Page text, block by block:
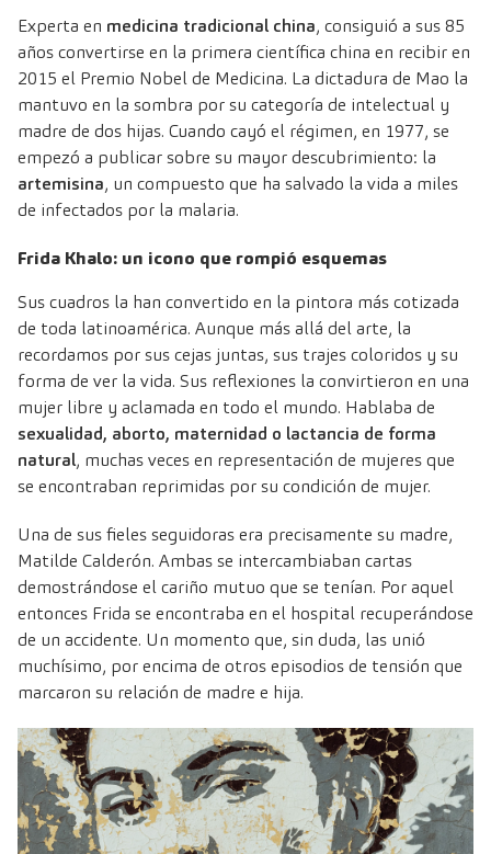
Experta en medicina tradicional china, consiguió a sus 85
años convertirse en la primera científica china en recibir en
2015 el Premio Nobel de Medicina. La dictadura de Mao la
mantuvo en la sombra por su categoría de intelectual y
madre de dos hijas. Cuando cayó el régimen, en 1977, se
empezó a publicar sobre su mayor descubrimiento: la
artemisina, un compuesto que ha salvado la vida a miles
de infectados por la malaria.
Frida Khalo: un icono que rompió esquemas
Sus cuadros la han convertido en la pintora más cotizada
de toda latinoamérica. Aunque más allá del arte, la
recordamos por sus cejas juntas, sus trajes coloridos y su
forma de ver la vida. Sus reflexiones la convirtieron en una
mujer libre y aclamada en todo el mundo. Hablaba de
sexualidad, aborto, maternidad o lactancia de forma
natural, muchas veces en representación de mujeres que
se encontraban reprimidas por su condición de mujer.
Una de sus fieles seguidoras era precisamente su madre,
Matilde Calderón. Ambas se intercambiaban cartas
demostrándose el cariño mutuo que se tenían. Por aquel
entonces Frida se encontraba en el hospital recuperándose
de un accidente. Un momento que, sin duda, las unió
muchísimo, por encima de otros episodios de tensión que
marcaron su relación de madre e hija.